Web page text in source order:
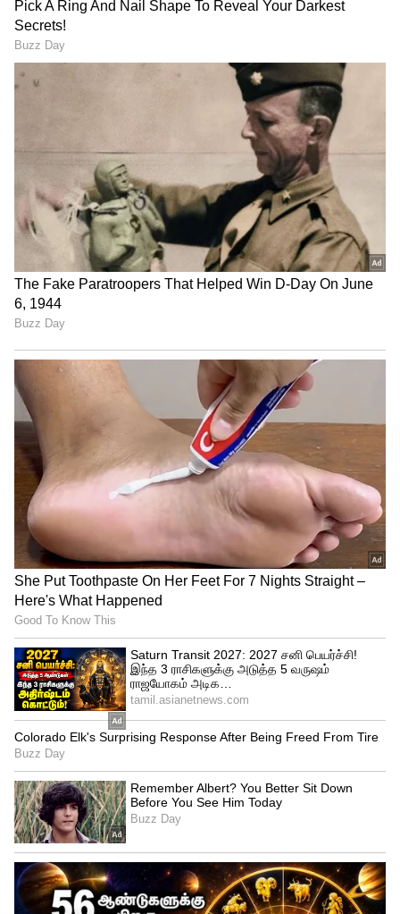
வரும் 27 ஆம் தேதி பாஜக தலைமையில்
நடைபெறுகிற போராட்டத்தில் திமுகவில்
உள்ள நிர்வாகிகள் நடத்தும் பள்ளிகள்
மற்றும் இந்தி கற்பிக்கப்படும் பள்ளிகள்
குறித்து தெரிவிக்கப்படும். திமுகவின்
இந்தி எதிர்ப்புப் போராட்டம் ஒரு நாடகம்
என்று மக்களுக்கு நன்கு தெரியும். 1968இல்
மூன்றாவது மொழியாக இந்தி திணிப்பு
கொண்டுவந்தது காங்கிரஸ் தான் என்பதை
கே.எஸ் அழகிரியால் இல்லை என்று
சொல்ல முடியுமா? இந்தியாவில்
இரண்டாவது பொருளாதார மாநிலமாக
தமிழ்நாடு உள்ளது. ஆனால் தமிழ் நாடு
பொருளாதாரத்தில் தடுமாறுவது ஏன்?